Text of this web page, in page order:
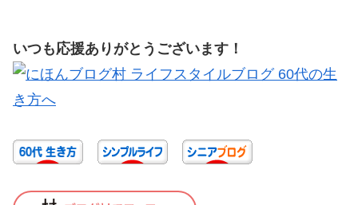
いつも応援ありがとうございます！